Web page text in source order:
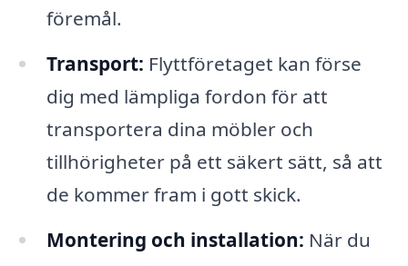
föremål.
Transport: Flyttföretaget kan förse
dig med lämpliga fordon för att
transportera dina möbler och
tillhörigheter på ett säkert sätt, så att
de kommer fram i gott skick.
Montering och installation: När du